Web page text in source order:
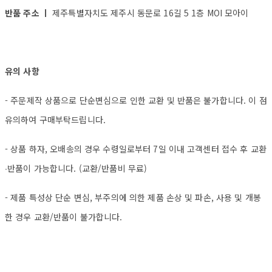
반품 주소 ㅣ제주특별자치도 제주시 동문로 16길 5 1층 MOI 모아이
유의 사항
- 주문제작 상품으로 단순변심으로 인한 교환 및 반품은 불가합니다. 이 점
유의하여 구매부탁드립니다.
- 상품 하자, 오배송의 경우 수령일로부터 7일 이내 고객센터 접수 후 교환
∙반품이 가능합니다. (교환/반품비 무료)
- 제품 특성상 단순 변심, 부주의에 의한 제품 손상 및 파손, 사용 및 개봉
한 경우 교환/반품이 불가합니다.